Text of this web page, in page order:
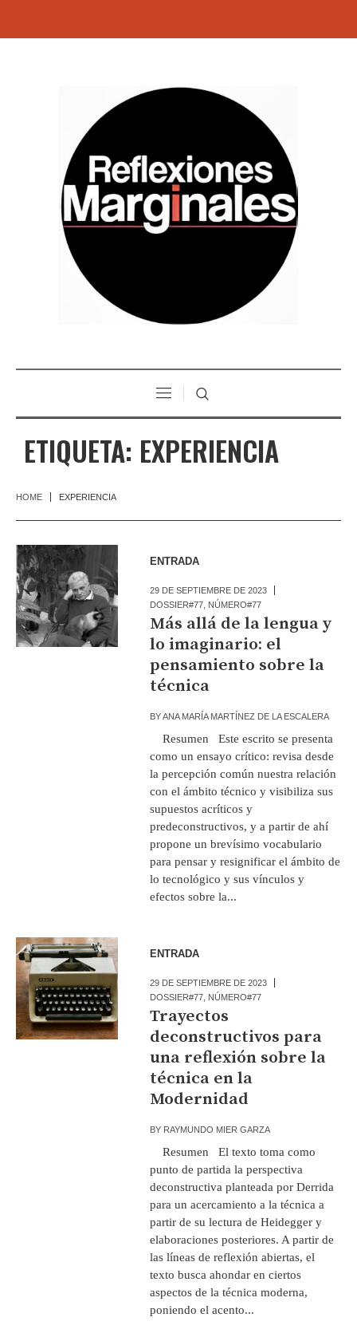
ETIQUETA: EXPERIENCIA
HOME EXPERIENCIA
ENTRADA
29 DE SEPTIEMBRE DE 2023
DOSSIER#77 NÚMERO#77
Más allá de la lengua y
lo imaginario: el
pensamiento sobre la
técnica
BYANA MARÍA MARTÍNEZ DE LA ESCALERA
Resumen Este escrito se presenta
como un ensayo crítico: revisa desde
la percepción común nuestra relación
con el ámbito técnico y visibiliza sus
supuestos acríticos y
predeconstructivos, y a partir de ahí
propone un brevísimo vocabulario
para pensar y resignificar el ámbito de
lo tecnológico y sus vínculos y
efectos sobre la...
ENTRADA
29 DE SEPTIEMBRE DE 2023
DOSSIER#77 NÚMERO#77
Trayectos
deconstructivos para
una reflexión sobre la
técnica en la
Modernidad
BY RAYMUNDO MIER GARZA
Resumen El texto toma como
punto de partida la perspectiva
deconstructiva planteada por Derrida
para un acercamiento a la técnica a
partir de su lectura de Heidegger y
elaboraciones posteriores. A partir de
las líneas de reflexión abiertas, el
texto busca ahondar en ciertos
aspectos de la técnica moderna,
poniendo el acento...